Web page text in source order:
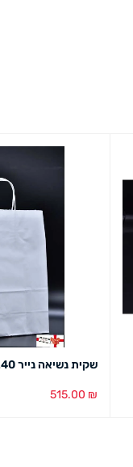
שקית נשיאה נייר 3240 לבן (250 יח')
515.00 ₪